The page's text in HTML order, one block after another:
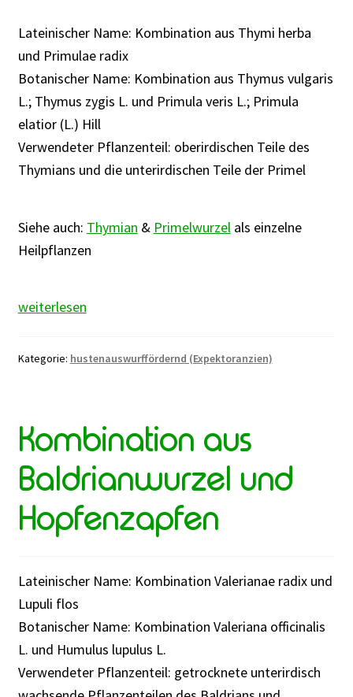
Lateinischer Name: Kombination aus Thymi herba
und Primulae radix
Botanischer Name: Kombination aus Thymus vulgaris
L.; Thymus zygis L. und Primula veris L.; Primula
elatior (L.) Hill
Verwendeter Pflanzenteil: oberirdischen Teile des
Thymians und die unterirdischen Teile der Primel
Siehe auch: Thymian & Primelwurzelals einzelne
Heilpflanzen
Kombination
Thymian
weiterlesen
Kategorie: hustenauswurffördernd (Expektoranzien)
Kombination aus
Baldrianwurzel und
Hopfenzapfen
Lateinischer Name: Kombination Valerianae radix und
Lupuli flos
Botanischer Name: Kombination Valeriana officinalis
L. und Humulus lupulus L.
Verwendeter Pflanzenteil: getrocknete unterirdisch